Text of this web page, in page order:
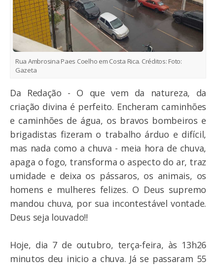
Rua Ambrosina Paes Coelho em Costa Rica. Créditos: Foto:
Gazeta
Da Redação - O que vem da natureza, da
criação divina é perfeito. Encheram caminhões
e caminhões de água, os bravos bombeiros e
brigadistas fizeram o trabalho árduo e difícil,
mas nada como a chuva - meia hora de chuva,
apaga o fogo, transforma o aspecto do ar, traz
umidade e deixa os pássaros, os animais, os
homens e mulheres felizes. O Deus supremo
mandou chuva, por sua incontestável vontade.
Deus seja louvado!!
Hoje, dia 7 de outubro, terça-feira, às 13h26
minutos deu inicio a chuva. Já se passaram 55